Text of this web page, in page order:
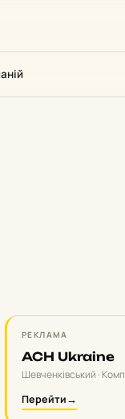
РЕКЛАМА
ACH Ukraine
Шевченківський ·
Перейти→